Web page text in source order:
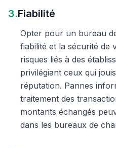
3.Fiabilité
Opter pour un bureau
fiabilité et la sécurité de
risques liés à des
privilégiant ceux qui
réputation. Pannes
traitement des
montants échangés
dans les bureaux de